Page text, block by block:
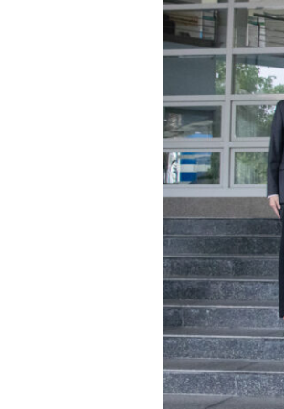
ตอบ
โจทย์